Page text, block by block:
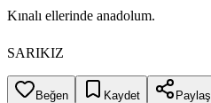
Kınalı ellerinde anadolum.
SARIKIZ
Beğen Kaydet Paylaş